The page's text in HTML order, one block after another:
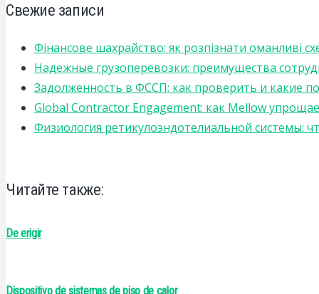
Свежие записи
Фінансове шахрайство: як розпізнати оманливі
Надежные грузоперевозки: преимущества
Задолженность в ФССП: как проверить и какие
Global Contractor Engagement: как Mellow
Физиология ретикулоэндотелиальной системы:
Читайте также:
De erigir
Dispositivo de sistemas de piso de calor